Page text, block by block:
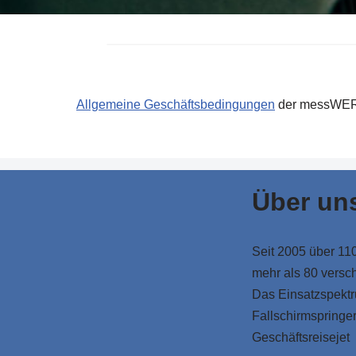
Allgemeine Geschäftsbedingungen der
Über
Seit 2005 über
mehr als 80
Das
Geschäftsreisejet